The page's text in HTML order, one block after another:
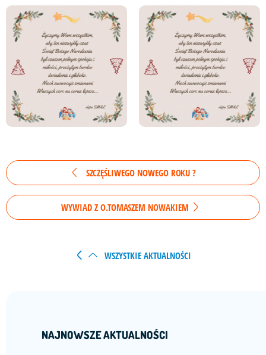
SZCZĘŚLIWEGO NOWEGO ROKU ?
WYWIAD Z O.TOMASZEM NOWAKIEM
WSZYSTKIE AKTUALNOŚCI
NAJNOWSZE AKTUALNOŚCI